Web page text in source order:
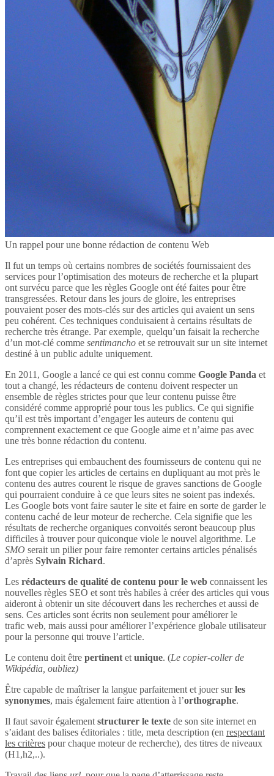
Un rappel pour une bonne rédaction de contenu Web
Il fut un temps où certains nombres de sociétés fournissaient des
services pour l’optimisation des moteurs de recherche et la plupart
ont survécu parce que les règles Google ont été faites pour être
transgressées. Retour dans les jours de gloire, les entreprises
pouvaient poser des mots-clés sur des articles qui avaient un sens
peu cohérent. Ces techniques conduisaient à certains résultats de
recherche très étrange. Par exemple, quelqu’un faisait la recherche
d’un mot-clé comme sentimancho et se retrouvait sur un site internet
destiné à un public adulte uniquement.
En 2011, Google a lancé ce qui est connu comme Google Panda et
tout a changé, les rédacteurs de contenu doivent respecter un
ensemble de règles strictes pour que leur contenu puisse être
considéré comme approprié pour tous les publics. Ce qui signifie
qu’il est très important d’engager les auteurs de contenu qui
comprennent exactement ce que Google aime et n’aime pas avec
une très bonne rédaction du contenu.
Les entreprises qui embauchent des fournisseurs de contenu qui ne
font que copier les articles de certains en dupliquant au mot près le
contenu des autres courent le risque de graves sanctions de Google
qui pourraient conduire à ce que leurs sites ne soient pas indexés.
Les Google bots vont faire sauter le site et faire en sorte de garder le
contenu caché de leur moteur de recherche. Cela signifie que les
résultats de recherche organiques convoités seront beaucoup plus
difficiles à trouver pour quiconque viole le nouvel algorithme. Le
SMO serait un pilier pour faire remonter certains articles pénalisés
d’après Sylvain Richard.
Les rédacteurs de qualité de contenu pour le web connaissent les
nouvelles règles SEO et sont très habiles à créer des articles qui vous
aideront à obtenir un site découvert dans les recherches et aussi de
sens. Ces articles sont écrits non seulement pour améliorer le
trafic web, mais aussi pour améliorer l’expérience globale utilisateur
pour la personne qui trouve l’article.
Le contenu doit être pertinent et unique. (Le copier-coller de
Wikipédia, oubliez)
Être capable de maîtriser la langue parfaitement et jouer surles
synonymes, mais également faire attention à l’orthographe.
Il faut savoir également structurer le texte de son site internet en
s’aidant des balises éditoriales : title, meta description (en respectant
les critères pour chaque moteur de recherche), des titres de niveaux
(H1,h2,..).